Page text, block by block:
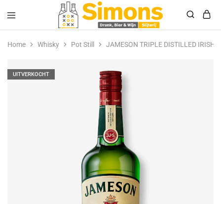
Simonsdrank.nl
Drank,
Bier
&
Home Whisky Pot Still JAMESON TRIPLE DISTILLED IRISH
UITVERKOCHT